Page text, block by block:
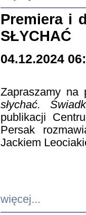
Premiera i
SŁYCHAĆ
04.12.2024
Zapraszamy
słychać.
publikacji
Persak
Jackiem
więcej...